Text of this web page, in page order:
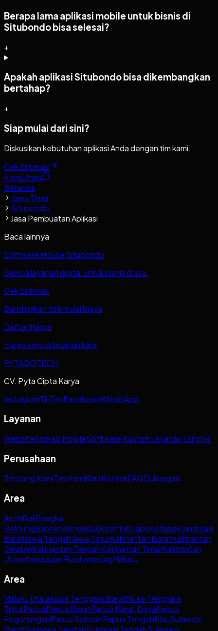
Berapa lama aplikasi mobile untuk bisnis di
Situbondo bisa selesai?
+
Apakah aplikasi Situbondo bisa dikembangkan
bertahap?
+
Siap mulai dari sini?
Diskusikan kebutuhan aplikasi Anda dengan tim kami.
Cek Estimasi
Konsultasi
Beranda
Jawa Timur
Situbondo
Jasa Pembuatan Aplikasi
Baca lainnya
Software House Situbondo
Semua layanan digital untuk bisnis di sini.
Cek Estimasi
Bandingkan titik mulai biaya
Daftar Harga
Harga semua layanan kami
PYTAGOTECH
CV. Pyta Cipta Karya
InstagramTikTokFacebookWhatsApp
Layanan
WebsiteAplikasi MobileSoftware KustomLayanan Lainnya
Perusahaan
Tentang KamiTim KamiKarirKontakFAQDukungan
Area
AcehBaliBangka
BelitungBantenBengkuluGorontaloJabodetabekJambi
BaratJawa TengahJawa TimurKalimantan BaratKalimantan
SelatanKalimantan TengahKalimantan TimurKalimantan
UtaraKepulauan RiauLampungMaluku
Area
Maluku UtaraNusa Tenggara BaratNusa Tenggara
TimurPapuaPapua BaratPapua Barat DayaPapua
PegununganPapua SelatanPapua TengahRiauSulawesi